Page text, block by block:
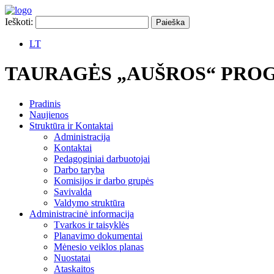
Ieškoti:
LT
TAURAGĖS „AUŠROS“
Pradinis
Naujienos
Struktūra ir Kontaktai
Administracija
Kontaktai
Pedagoginiai darbuotojai
Darbo taryba
Komisijos ir darbo grupės
Savivalda
Valdymo struktūra
Administracinė informacija
Tvarkos ir taisyklės
Planavimo dokumentai
Mėnesio veiklos planas
Nuostatai
Ataskaitos